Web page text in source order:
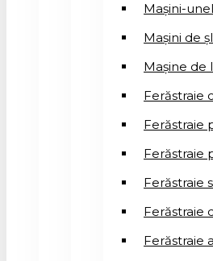
Mașini-
Mașini de
Mașinе de
Ferăstraie
Ferăstraie
Ferăstraie
Ferăstraie
Ferăstraie
Ferăstraie